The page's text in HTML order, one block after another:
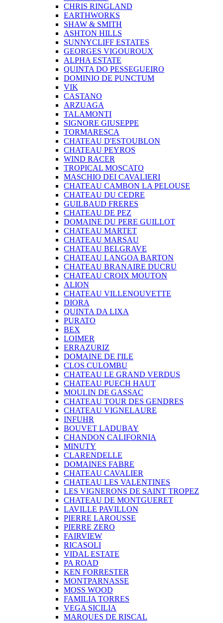
CHRIS RINGLAND
EARTHWORKS
SHAW & SMITH
ASHTON HILLS
SUNNYCLIFF ESTATES
GEORGES VIGOUROUX
ALPHA ESTATE
QUINTA DO PESSEGUEIRO
DOMINIO DE PUNCTUM
VIK
CASTANO
ARZUAGA
TALAMONTI
SIGNORE GIUSEPPE
TORMARESCA
CHATEAU D'ESTOUBLON
CHATEAU PEYROS
WIND RACER
TROPICAL MOSCATO
MASCHIO DEI CAVALIERI
CHATEAU CAMBON LA PELOUSE
CHATEAU DU CEDRE
GUILBAUD FRERES
CHATEAU DE PEZ
DOMAINE DU PERE GUILLOT
CHATEAU MARTET
CHATEAU MARSAU
CHATEAU BELGRAVE
CHATEAU LANGOA BARTON
CHATEAU BRANAIRE DUCRU
CHATEAU CROIX MOUTON
ALION
CHATEAU VILLENOUVETTE
DIORA
QUINTA DA LIXA
PURATO
BEX
LOIMER
ERRAZURIZ
DOMAINE DE I'ILE
CLOS CULOMBU
CHATEAU LE GRAND VERDUS
CHATEAU PUECH HAUT
MOULIN DE GASSAC
CHATEAU TOUR DES GENDRES
CHATEAU VIGNELAURE
INFUHR
BOUVET LADUBAY
CHANDON CALIFORNIA
MINUTY
CLARENDELLE
DOMAINES FABRE
CHATEAU CAVALIER
CHATEAU LES VALENTINES
LES VIGNERONS DE SAINT TROPEZ
CHATEAU DE MONTGUERET
LAVILLE PAVILLON
PIERRE LAROUSSE
PIERRE ZERO
FAIRVIEW
RICASOLI
VIDAL ESTATE
PA ROAD
KEN FORRESTER
MONTPARNASSE
MOSS WOOD
FAMILIA TORRES
VEGA SICILIA
MARQUES DE RISCAL